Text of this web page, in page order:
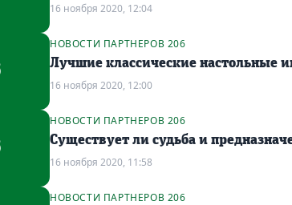
16 ноября 2020, 12:04
НОВОСТИ ПАРТНЕРОВ 206
Лучшие классические настольные
16 ноября 2020, 12:00
НОВОСТИ ПАРТНЕРОВ 206
Существует ли судьба и
16 ноября 2020, 11:58
НОВОСТИ ПАРТНЕРОВ 206